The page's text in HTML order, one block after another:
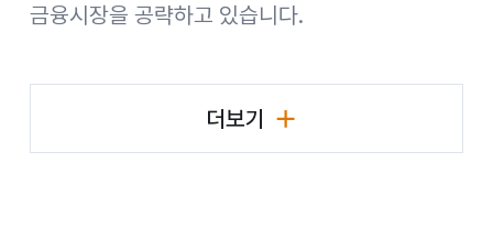
금융시장을 공략하고 있습니다.
더보기